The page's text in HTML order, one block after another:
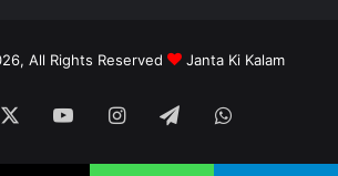
All Rights Reserved Janta Ki Kalam
YouTubeInstagram
TelegramWhatsApp